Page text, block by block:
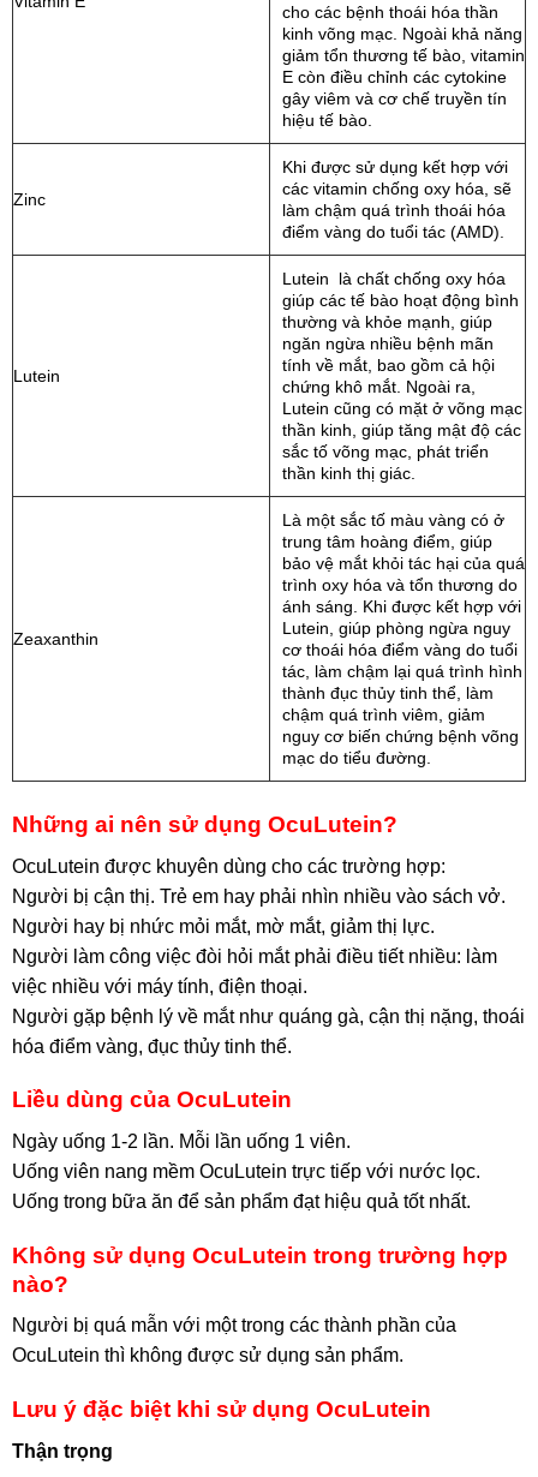
cho các bệnh thoái hóa thần
kinh võng mạc. Ngoài khả năng
giảm tổn thương tế bào, vitamin
E còn điều chỉnh các cytokine
gây viêm và cơ chế truyền tín
hiệu tế bào.
Zinc
Khi được sử dụng kết hợp với
các vitamin chống oxy hóa, sẽ
làm chậm quá trình thoái hóa
điểm vàng do tuổi tác (AMD).
Lutein
Lutein là chất chống oxy hóa
giúp các tế bào hoạt động bình
thường và khỏe mạnh, giúp
ngăn ngừa nhiều bệnh mãn
tính về mắt, bao gồm cả hội
chứng khô mắt. Ngoài ra,
Lutein cũng có mặt ở võng mạc
thần kinh, giúp tăng mật độ các
sắc tố võng mạc, phát triển
thần kinh thị giác.
Zeaxanthin
Là một sắc tố màu vàng có ở
trung tâm hoàng điểm, giúp
bảo vệ mắt khỏi tác hại của quá
trình oxy hóa và tổn thương do
ánh sáng. Khi được kết hợp với
Lutein, giúp phòng ngừa nguy
cơ thoái hóa điểm vàng do tuổi
tác, làm chậm lại quá trình hình
thành đục thủy tinh thể, làm
chậm quá trình viêm, giảm
nguy cơ biến chứng bệnh võng
mạc do tiểu đường.
Những ai nên sử dụng OcuLutein?
OcuLutein được khuyên dùng cho các trường hợp:
Người bị cận thị. Trẻ em hay phải nhìn nhiều vào sách vở.
Người hay bị nhức mỏi mắt, mờ mắt, giảm thị lực.
Người làm công việc đòi hỏi mắt phải điều tiết nhiều: làm
việc nhiều với máy tính, điện thoại.
Người gặp bệnh lý về mắt như quáng gà, cận thị nặng, thoái
hóa điểm vàng, đục thủy tinh thể.
Liều dùng của OcuLutein
Ngày uống 1-2 lần. Mỗi lần uống 1 viên.
Uống viên nang mềm OcuLutein trực tiếp với nước lọc.
Uống trong bữa ăn để sản phẩm đạt hiệu quả tốt nhất.
Không sử dụng OcuLutein trong trường hợp
nào?
Người bị quá mẫn với một trong các thành phần của
OcuLutein thì không được sử dụng sản phẩm.
Lưu ý đặc biệt khi sử dụng OcuLutein
Thận trọng